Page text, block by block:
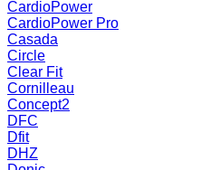
CardioPower
CardioPower Pro
Casada
Circle
Clear Fit
Cornilleau
Concept2
DFC
Dfit
DHZ